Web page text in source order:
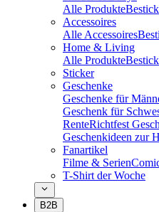
Alle Produkte
Accessoires
Alle Accessoires
Home & Living
Alle Produkte
Sticker
Geschenke
Geschenke für
Geschenk für
RenteRichtfest
Geschenkideen zur
Fanartikel
Filme & Serien
T-Shirt der Woche
B2B